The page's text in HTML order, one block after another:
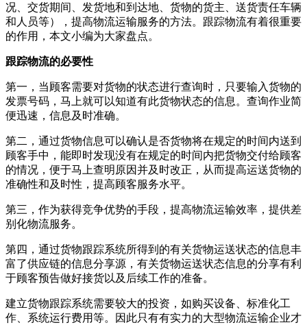
况、交货期间、发货地和到达地、货物的货主、送货责任车辆
和人员等），提高物流运输服务的方法。跟踪物流有着很重要
的作用，本文小编为大家盘点。
跟踪物流的必要性
第一，当顾客需要对货物的状态进行查询时，只要输入货物的
发票号码，马上就可以知道有此货物状态的信息。查询作业简
便迅速，信息及时准确。
第二，通过货物信息可以确认是否货物将在规定的时间内送到
顾客手中，能即时发现没有在规定的时间内把货物交付给顾客
的情况，便于马上查明原因并及时改正，从而提高运送货物的
准确性和及时性，提高顾客服务水平。
第三，作为获得竞争优势的手段，提高物流运输效率，提供差
别化物流服务。
第四，通过货物跟踪系统所得到的有关货物运送状态的信息丰
富了供应链的信息分享源，有关货物运送状态信息的分享有利
于顾客预告做好接货以及后续工作的准备。
建立货物跟踪系统需要较大的投资，如购买设备、标准化工
作、系统运行费用等。因此只有有实力的大型物流运输企业才